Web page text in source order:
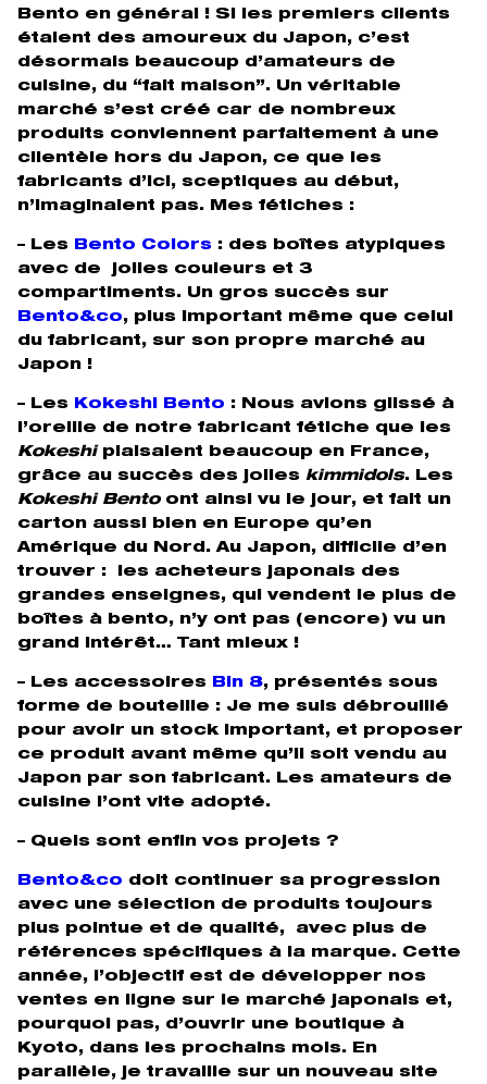
Bento en général ! Si les premiers clients
étaient des amoureux du Japon, c’est
désormais beaucoup d’amateurs de
cuisine, du “fait maison”. Un véritable
marché s’est créé car de nombreux
produits conviennent parfaitement à une
clientèle hors du Japon, ce que les
fabricants d’ici, sceptiques au début,
n’imaginaient pas. Mes fétiches :
– Les Bento Colors : des boîtes atypiques
avec de jolies couleurs et 3
compartiments. Un gros succès sur
Bento&co, plus important même que celui
du fabricant, sur son propre marché au
Japon !
– Les Kokeshi Bento : Nous avions glissé à
l’oreille de notre fabricant fétiche que les
Kokeshiplaisaient beaucoup en France,
grâce au succès des jolies kimmidols. Les
Kokeshi Bentoont ainsi vu le jour, et fait un
carton aussi bien en Europe qu’en
Amérique du Nord. Au Japon, difficile d’en
trouver : les acheteurs japonais des
grandes enseignes, qui vendent le plus de
boîtes à bento, n’y ont pas (encore) vu un
grand intérêt… Tant mieux !
– Les accessoires Bin 8, présentés sous
forme de bouteille : Je me suis débrouillé
pour avoir un stock important, et proposer
ce produit avant même qu’il soit vendu au
Japon par son fabricant. Les amateurs de
cuisine l’ont vite adopté.
– Quels sont enfin vos projets ?
Bento&co doit continuer sa progression
avec une sélection de produits toujours
plus pointue et de qualité, avec plus de
références spécifiques à la marque. Cette
année, l’objectif est de développer nos
ventes en ligne sur le marché japonais et,
pourquoi pas, d’ouvrir une boutique à
Kyoto, dans les prochains mois. En
parallèle, je travaille sur un nouveau site